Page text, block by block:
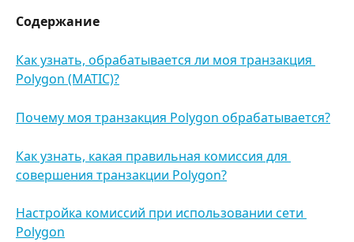
Содержание
Как узнать, обрабатывается ли моя транзакция
Polygon (MATIC)?
Почему моя транзакция Polygon обрабатывается?
Как узнать, какая правильная комиссия для
совершения транзакции Polygon?
Настройка комиссий при использовании сети
Polygon